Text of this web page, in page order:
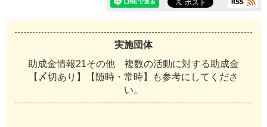
実施団体
助成金情報21その他 複数の活動に対する助成金
【〆切あり】【随時・常時】も参考にしてくださ
い。